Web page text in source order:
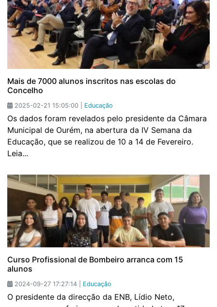
Mais de 7000 alunos inscritos nas escolas do
Concelho
2025-02-21 15:05:00 | Educação
Os dados foram revelados pelo presidente da Câmara
Municipal de Ourém, na abertura da IV Semana da
Educação, que se realizou de 10 a 14 de Fevereiro.
Leia...
Curso Profissional de Bombeiro arranca com 15
alunos
2024-09-27 17:27:14 | Educação
O presidente da direcção da ENB, Lídio Neto,